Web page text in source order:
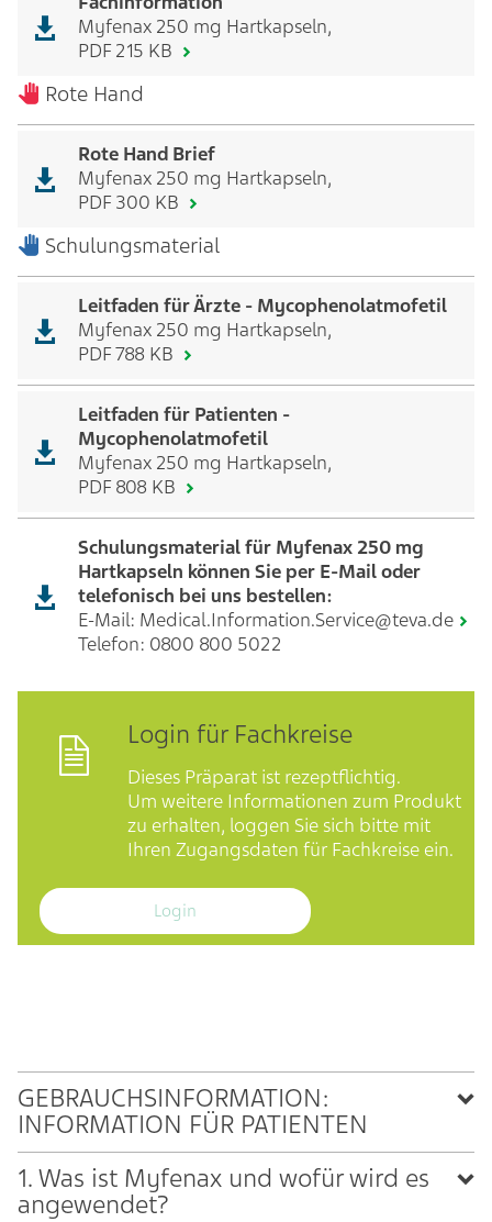
Myfenax 250 mg Hartkapseln,
PDF 215 KB
Rote Hand
Rote Hand Brief
Myfenax 250 mg Hartkapseln,
PDF 300 KB
Schulungsmaterial
Leitfaden für Ärzte - Mycophenolatmofetil
Myfenax 250 mg Hartkapseln,
PDF 788 KB
Leitfaden für Patienten -
Mycophenolatmofetil
Myfenax 250 mg Hartkapseln,
PDF 808 KB
Schulungsmaterial für Myfenax 250 mg
Hartkapseln können Sie per E-Mail oder
telefonisch bei uns bestellen:
E-Mail: Medical.Information.Service@teva.de
Telefon: 0800 800 5022
Login für Fachkreise
Dieses Präparat ist rezeptflichtig.
Um weitere Informationen zum Produkt
zu erhalten, loggen Sie sich bitte mit
Ihren Zugangsdaten für Fachkreise ein.
Login
GEBRAUCHSINFORMATION:
INFORMATION FÜR PATIENTEN
1. Was ist Myfenax und wofür wird es
angewendet?